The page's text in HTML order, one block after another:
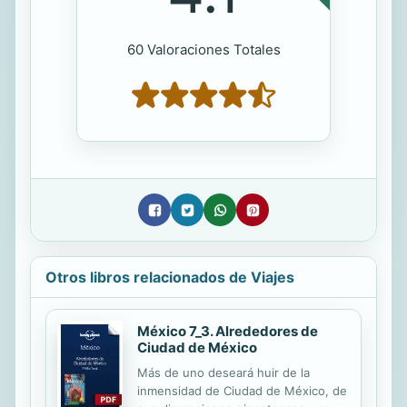
60 Valoraciones Totales
Otros libros relacionados de Viajes
México 7_3. Alrededores de
Ciudad de México
Más de uno deseará huir de la
inmensidad de Ciudad de México, de